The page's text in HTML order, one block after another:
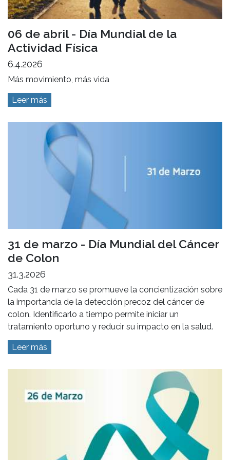
06 de abril - Día Mundial de la
Actividad Física
6.4.2026
Más movimiento, más vida
Leer más
31 de marzo - Día Mundial del Cáncer
de Colon
31.3.2026
Cada 31 de marzo se promueve la concientización sobre
la importancia de la detección precoz del cáncer de
colon. Identificarlo a tiempo permite iniciar un
tratamiento oportuno y reducir su impacto en la salud.
Leer más